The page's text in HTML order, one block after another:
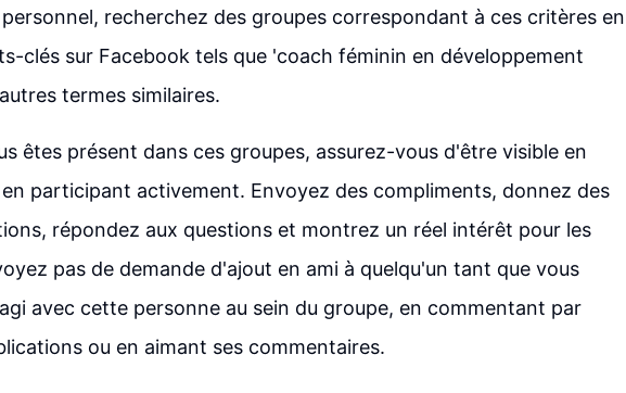
recherchez des groupes correspondant à ces critères en
clés sur Facebook tels que 'coach féminin en développement
termes similaires.
êtes présent dans ces groupes, assurez-vous d'être visible en
participant activement. Envoyez des compliments, donnez des
répondez aux questions et montrez un réel intérêt pour les
pas de demande d'ajout en ami à quelqu'un tant que vous
avec cette personne au sein du groupe, en commentant par
ou en aimant ses commentaires.